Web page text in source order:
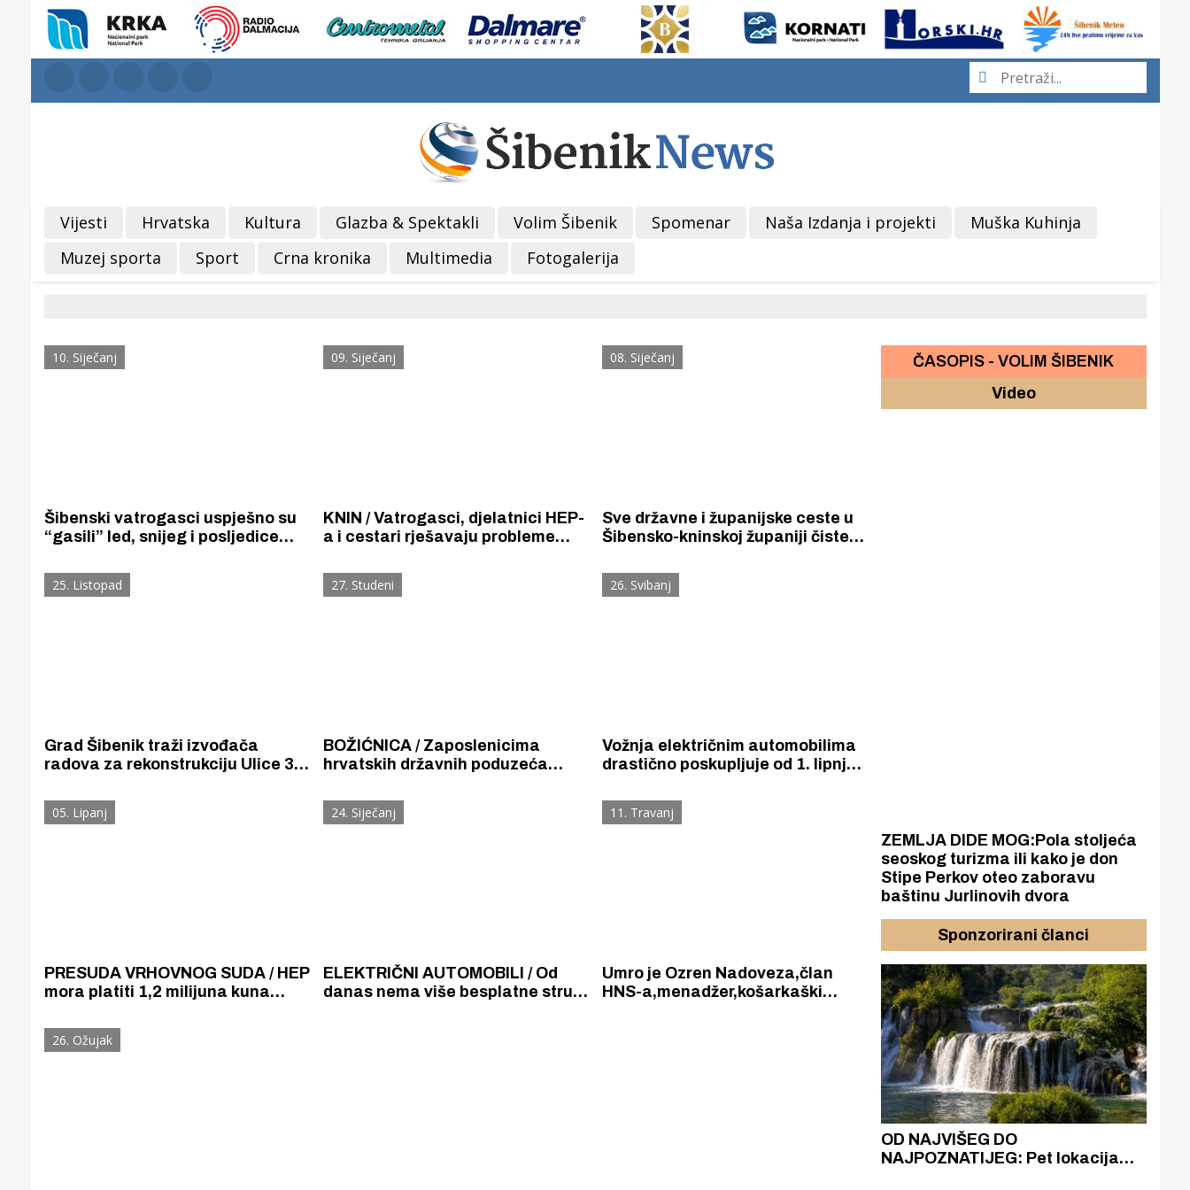
Vijesti Hrvatska Kultura Glazba & Spektakli Volim Šibenik Spomenar Naša Izdanja i projekti
Muška Kuhinja
Muzej sporta
Sport Crna kronika Multimedia Fotogalerija
10. Siječanj
Šibenski vatrogasci uspješno su
“gasili” led, snijeg i posljedice
sjeverna područja Šibensko-
kninske županije.
09. Siječanj
KNIN / Vatrogasci, djelatnici HEP-
a i cestari rješavaju probleme
ledena kiša.
08. Siječanj
Sve državne i županijske ceste u
Šibensko-kninskoj županiji čiste
rješavaju prekid snabdijevanja
električnom energijom u selima u
25. Listopad
Grad Šibenik traži izvođača
radova za rekonstrukciju Ulice 3.
vrijedan 540 000 eura.
27. Studeni
BOŽIĆNICA / Zaposlenicima
hrvatskih državnih poduzeća
obilniji (novčani) darovi za djecu
nego prošle godine.
26. Svibanj
Vožnja električnim automobilima
drastično poskupljuje od 1. lipnja
struju koštat će 50 do 100 posto
više nego na benzin i dizel.
05. Lipanj
PRESUDA VRHOVNOG SUDA / HEP
mora platiti 1,2 milijuna kuna
zbog uništavanja sedrenih
barijera i živog svijeta u NP Krka
24. Siječanj
ELEKTRIČNI AUTOMOBILI / Od
danas nema više besplatne struje
11. Travanj
Umro je Ozren Nadoveza,član
HNS-a,menadžer,košarkaški
26. Ožujak
ČASOPIS - VOLIM ŠIBENIK
Video
ZEMLJA DIDE MOG:Pola stoljeća
seoskog turizma ili kako je don
Stipe Perkov oteo zaboravu
baštinu Jurlinovih dvora
Sponzorirani članci
OD NAJVIŠEG DO
NAJPOZNATIJEG: Pet lokacija